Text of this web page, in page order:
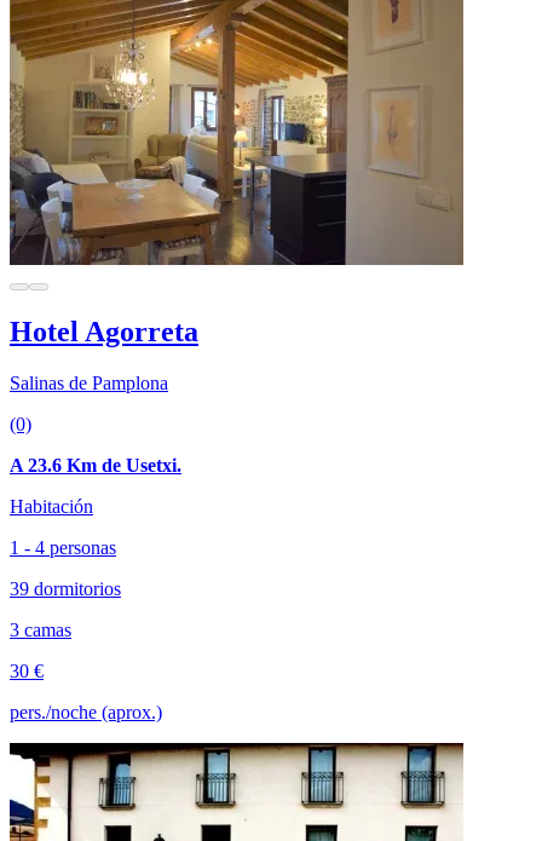
Hotel Agorreta
Salinas de Pamplona
(0)
A 23.6 Km de Usetxi.
Habitación
1 - 4 personas
39 dormitorios
3 camas
30 €
pers./noche (aprox.)